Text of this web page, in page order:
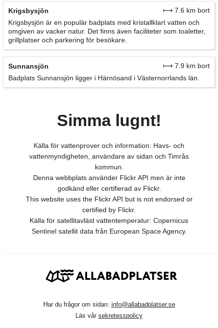
Krigsbysjön
⟼ 7.6 km bort
Krigsbysjön är en populär badplats med kristallklart vatten och
omgiven av vacker natur. Det finns även faciliteter som toaletter,
grillplatser och parkering för besökare.
Sunnansjön
⟼ 7.9 km bort
Badplats Sunnansjön ligger i Härnösand i Västernorrlands län.
Simma lugnt!
Källa för vattenprover och information: Havs- och
vattenmyndigheten, användare av sidan och Timrås
kommun.
Denna webbplats använder Flickr API men är inte
godkänd eller certifierad av Flickr.
This website uses the Flickr API but is not endorsed or
certified by Flickr.
Källa för satellitavläst vattentemperatur: Copernicus
Sentinel satellit data från European Space Agency.
Har du frågor om sidan: info@allabadplatser.se
Läs vår sekretesspolicy